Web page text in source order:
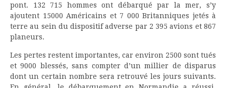
pont. 132 715 hommes ont débarqué par la mer, s’y
ajoutent 15000 Américains et 7 000 Britanniques jetés à
terre au sein du dispositif adverse par 2 395 avions et 867
planeurs.
Les pertes restent importantes, car environ 2500 sont tués
et 9000 blessés, sans compter d’un millier de disparus
dont un certain nombre sera retrouvé les jours suivants.